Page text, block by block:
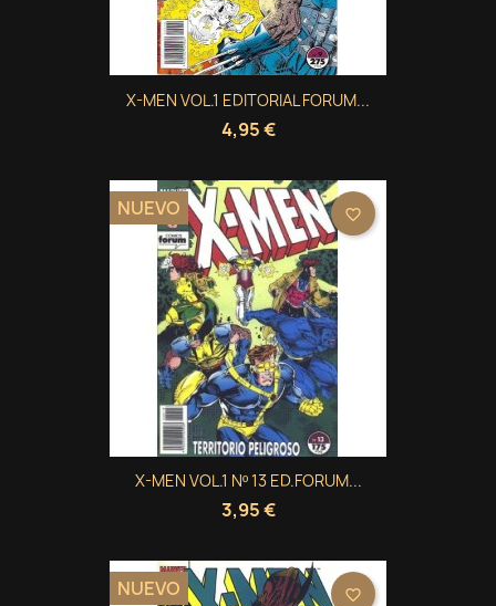
X-MEN VOL.1 EDITORIAL FORUM...
4,95 €
X-MEN VOL.1 Nº 13 ED.FORUM...
3,95 €
NUEVO favorite_border
NUEVO favorite_border